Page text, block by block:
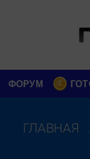
ФОРУМ
ГЛАВНАЯ